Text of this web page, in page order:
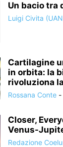
Un bacio tra
Luigi Civita
Cartilagine
in orbita: la
rivoluziona
Rossana Conte -
Closer,
Venus-
Redazione